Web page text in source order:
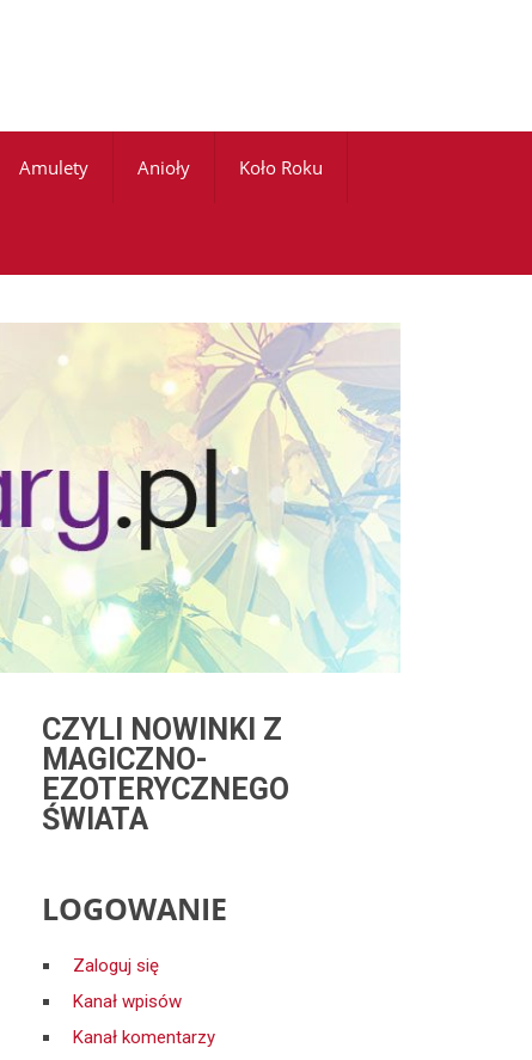
Amulety Anioły Koło Roku
CZYLI NOWINKI Z
MAGICZNO-
EZOTERYCZNEGO
ŚWIATA
LOGOWANIE
Zaloguj się
Kanał wpisów
Kanał komentarzy